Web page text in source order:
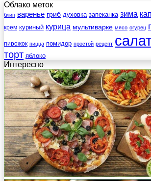
Облако меток
блин варенье гриб духовка запеканка зима
крем куриный курица мультиварке мясо огурец
пирожок пицца помидор простой рецепт
торт яблоко
Интересно